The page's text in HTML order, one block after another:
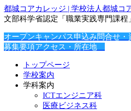
都城コアカレッジ | 学校法人都城コ
文部科学省認定「職業実践専門課程
オープンキャンパス申込み問合せ・
募集要項アクセス・所在地
トップページ
学校案内
学科案内
ICTエンジニア科
医療ビジネス科